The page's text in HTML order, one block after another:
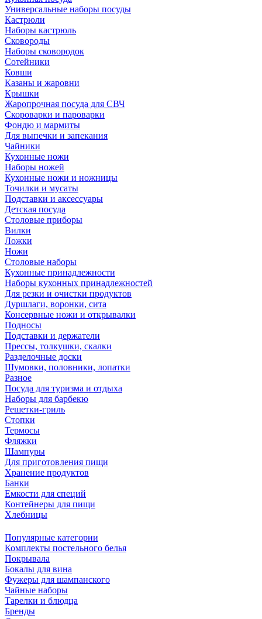
Универсальные наборы посуды
Кастрюли
Наборы кастрюль
Сковороды
Наборы сковородок
Сотейники
Ковши
Казаны и жаровни
Крышки
Жаропрочная посуда для СВЧ
Скороварки и пароварки
Фондю и мармиты
Для выпечки и запекания
Чайники
Кухонные ножи
Наборы ножей
Кухонные ножи и ножницы
Точилки и мусаты
Подставки и аксессуары
Детская посуда
Столовые приборы
Вилки
Ложки
Ножи
Столовые наборы
Кухонные принадлежности
Наборы кухонных принадлежностей
Для резки и очистки продуктов
Дуршлаги, воронки, сита
Консервные ножи и открывалки
Подносы
Подставки и держатели
Прессы, толкушки, скалки
Разделочные доски
Шумовки, половники, лопатки
Разное
Посуда для туризма и отдыха
Наборы для барбекю
Решетки-гриль
Стопки
Термосы
Фляжки
Шампуры
Для приготовления пищи
Хранение продуктов
Банки
Емкости для специй
Контейнеры для пищи
Хлебницы
Популярные категории
Комплекты постельного белья
Покрывала
Бокалы для вина
Фужеры для шампанского
Чайные наборы
Тарелки и блюдца
Бренды